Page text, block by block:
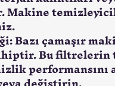
Makine
Bazı çamaşır
Bu filtrelerin